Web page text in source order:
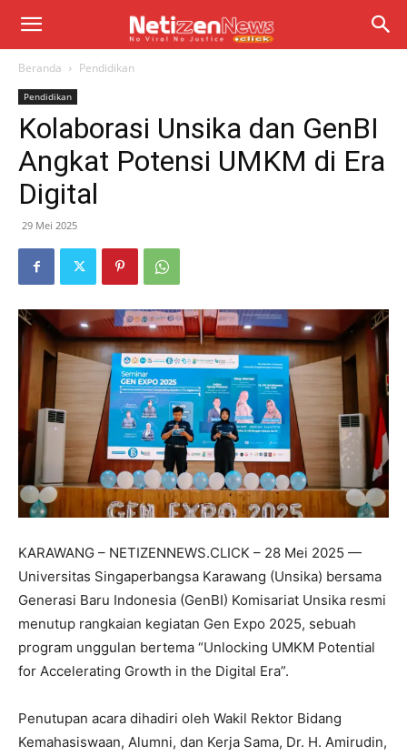
Beranda Pendidikan
Pendidikan
Kolaborasi Unsika dan GenBI
Angkat Potensi UMKM di Era
Digital
29 Mei 2025
KARAWANG – NETIZENNEWS.CLICK – 28 Mei 2025 —
Universitas Singaperbangsa Karawang (Unsika) bersama
Generasi Baru Indonesia (GenBI) Komisariat Unsika resmi
menutup rangkaian kegiatan Gen Expo 2025, sebuah
program unggulan bertema “Unlocking UMKM Potential
for Accelerating Growth in the Digital Era”.
Penutupan acara dihadiri oleh Wakil Rektor Bidang
Kemahasiswaan, Alumni, dan Kerja Sama, Dr. H. Amirudin,